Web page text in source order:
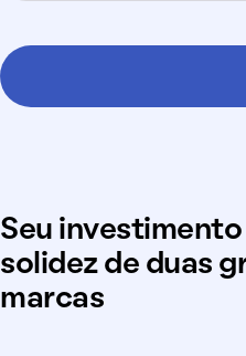
Seu investimento
solidez de duas
marcas